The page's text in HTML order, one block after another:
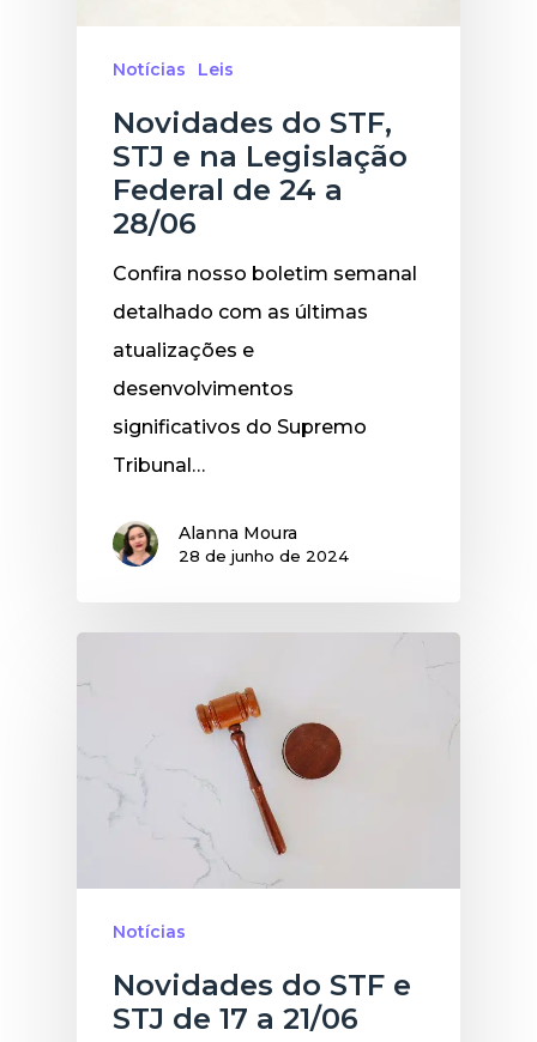
Notícias Leis
Novidades do STF,
STJ e na Legislação
Federal de 24 a
28/06
Confira nosso boletim semanal
detalhado com as últimas
atualizações e
desenvolvimentos
significativos do Supremo
Tribunal…
Alanna Moura
28 de junho de 2024
Notícias
Novidades do STF e
STJ de 17 a 21/06